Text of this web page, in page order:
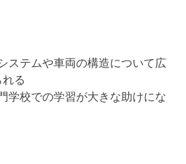
ステムや車両の構造について広
る
学校での学習が大きな助けにな